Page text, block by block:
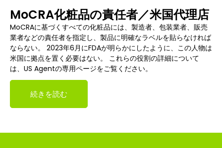
MoCRA化粧品の責任者／米国代理店
MoCRAに基づくすべての化粧品には、製造者、包装業者、販売
業者などの責任者を指定し、製品に明確なラベルを貼らなければ
ならない。 2023年6月にFDAが明らかにしたように、この人物は
米国に拠点を置く必要はない。 これらの役割の詳細について
は、US Agentの専用ページをご覧ください。
続きを読む